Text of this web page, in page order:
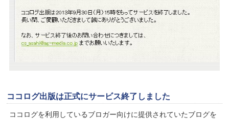
ココログ出版は正式にサービス終了しました
ココログを利用しているブロガー向けに提供されていたブログを